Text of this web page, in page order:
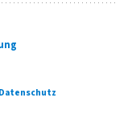
Datenschutz